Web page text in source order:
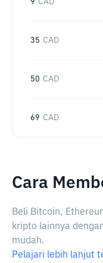
9 CAD
35 CAD
50 CAD
69 CAD
Cara
Beli Bitcoin,
kripto lainnya
mudah.
Pelajari lebih lanjut